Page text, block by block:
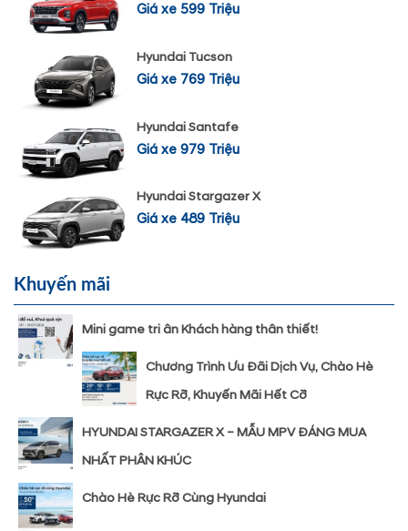
Giá xe 599 Triệu
Hyundai Tucson
Giá xe 769 Triệu
Hyundai Santafe
Giá xe 979 Triệu
Hyundai Stargazer X
Giá xe 489 Triệu
Khuyến mãi
Mini game tri ân Khách hàng thân thiết!
Chương Trình Ưu Đãi Dịch Vụ, Chào Hè
Rực Rỡ, Khuyến Mãi Hết Cỡ
HYUNDAI STARGAZER X – MẪU MPV ĐÁNG MUA
NHẤT PHÂN KHÚC
Chào Hè Rực Rỡ Cùng Hyundai